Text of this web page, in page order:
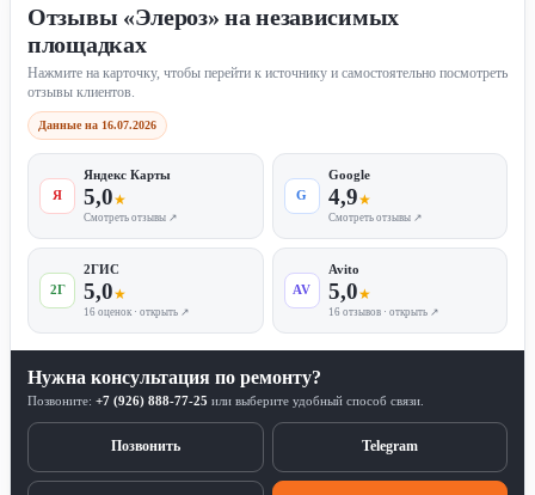
Отзывы «Элероз» на независимых
площадках
Нажмите на карточку, чтобы перейти к источнику и самостоятельно посмотреть
отзывы клиентов.
Данные на 16.07.2026
Я
Яндекс Карты
5,0★
Смотреть отзывы ↗
G
Google
4,9★
Смотреть отзывы ↗
2Г
2ГИС
5,0★
16 оценок · открыть ↗
AV
Avito
5,0★
16 отзывов · открыть ↗
Нужна консультация по ремонту?
Позвоните: +7 (926) 888-77-25 или выберите удобный способ связи.
Позвонить Telegram